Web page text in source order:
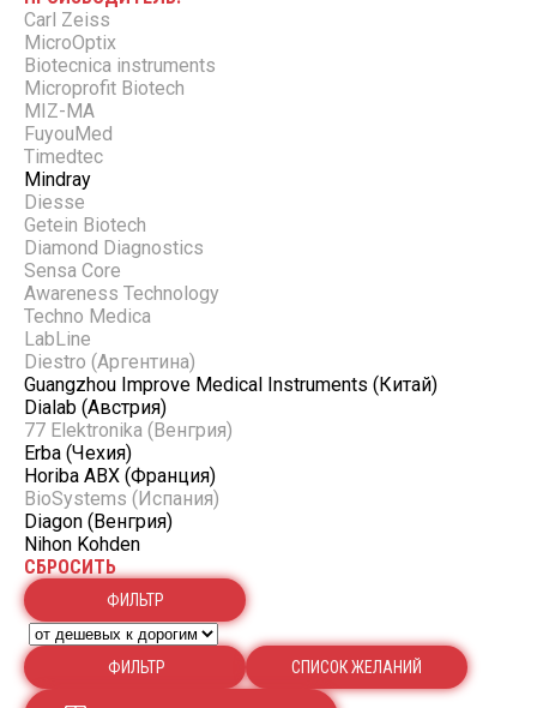
Carl Zeiss
MicroOptix
Biotecnica instruments
Microprofit Biotech
MIZ-MA
FuyouMed
Timedtec
Mindray
Diesse
Getein Biotech
Diamond Diagnostics
Sensa Core
Awareness Technology
Techno Medica
LabLine
Diestro (Аргентина)
Guangzhou Improve Medical Instruments (Китай)
Dialab (Австрия)
77 Elektronika (Венгрия)
Erba (Чехия)
Horiba ABX (Франция)
BioSystems (Испания)
Diagon (Венгрия)
Nihon Kohden
СБРОСИТЬ
ФИЛЬТР
ФИЛЬТР CПИСОК ЖЕЛАНИЙ